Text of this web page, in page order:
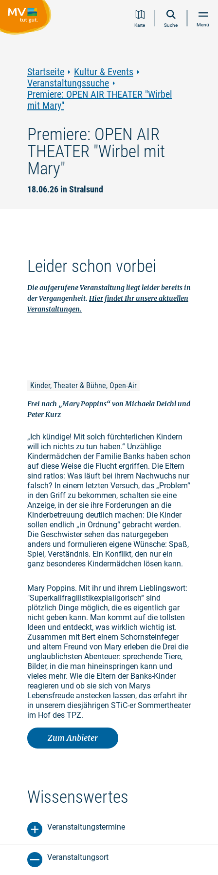
Inhalt
Navigation
Volltextsuche
FooterKarte Suche Menü
Startseite
Kultur & Events
Veranstaltungssuche
Premiere: OPEN AIR THEATER "Wirbel
mit Mary"
Premiere: OPEN AIR
THEATER "Wirbel mit
Mary"
18.06.26 in Stralsund
Leider schon vorbei
Die aufgerufene Veranstaltung liegt leider bereits in
der Vergangenheit. Hier findet Ihr unsere aktuellen
Veranstaltungen.
Kinder, Theater & Bühne, Open-Air
Frei nach „Mary Poppins“ von Michaela Deichl und
Peter Kurz
„Ich kündige! Mit solch fürchterlichen Kindern
will ich nichts zu tun haben.“ Unzählige
Kindermädchen der Familie Banks haben schon
auf diese Weise die Flucht ergriffen. Die Eltern
sind ratlos: Was läuft bei ihrem Nachwuchs nur
falsch? In einem letzten Versuch, das „Problem“
in den Griff zu bekommen, schalten sie eine
Anzeige, in der sie ihre Forderungen an die
Kinderbetreuung deutlich machen: Die Kinder
sollen endlich „in Ordnung“ gebracht werden.
Die Geschwister sehen das naturgegeben
anders und formulieren eigene Wünsche: Spaß,
Spiel, Verständnis. Ein Konflikt, den nur ein
ganz besonderes Kindermädchen lösen kann.
Mary Poppins. Mit ihr und ihrem Lieblingswort:
"Superkalifragilistikexpialigorisch“ sind
plötzlich Dinge möglich, die es eigentlich gar
nicht geben kann. Man kommt auf die tollsten
Ideen und entdeckt, was wirklich wichtig ist.
Zusammen mit Bert einem Schornsteinfeger
und altem Freund von Mary erleben die Drei die
unglaublichsten Abenteuer: sprechende Tiere,
Bilder, in die man hineinspringen kann und
vieles mehr. Wie die Eltern der Banks-Kinder
reagieren und ob sie sich von Marys
Lebensfreude anstecken lassen, das erfahrt ihr
in unserem diesjährigen STiC-er Sommertheater
im Hof des TPZ.
Zum Anbieter
Wissenswertes
Veranstaltungstermine
Veranstaltungsort